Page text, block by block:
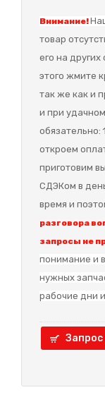
Внимание!
товар
его на
этого жмите
так же как и
и при
откроем
приготовим
СДЭКом в
время и
разговора
запросы не
понимание и в
нужных
рабочие дни
Запрос